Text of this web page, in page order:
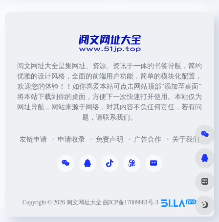
阅文网址大全是集网址、资源、资讯于一体的书签导航，简约
优雅的设计风格，全面的前端用户功能，简单的模块化配置，
欢迎您的体验！！如你喜爱本站可点击网站顶部“添加至桌面”
将本站下载到你的桌面，方便下一次快速打开使用。本站仅为
网址导航，网站来源于网络，对其内容不负任何责任，若有问
题，请联系我们。
友链申请 申请收录 免责声明 广告合作 关于我们
Copyright © 2026 阅文网址大全 皖ICP备17009881号-3